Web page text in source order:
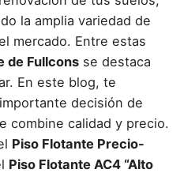
la amplia variedad de
mercado. Entre estas
de Fullcons se destaca
En este blog, te
decisión de
combine calidad y precio.
Piso Flotante Precio-
Piso Flotante AC4 “Alto